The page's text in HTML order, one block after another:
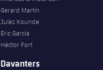
Gerard Martín
Jules Kounde
Eric García
Héctor Fort
Davanters